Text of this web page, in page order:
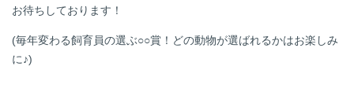
お待ちしております！
(毎年変わる飼育員の選ぶ○○賞！どの動物が選ばれるかはお楽しみ
に♪)